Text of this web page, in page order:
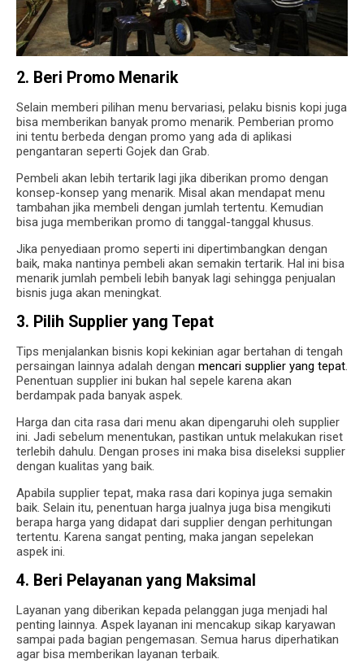
2. Beri Promo Menarik
Selain memberi pilihan menu bervariasi, pelaku bisnis kopi juga
bisa memberikan banyak promo menarik. Pemberian promo
ini tentu berbeda dengan promo yang ada di aplikasi
pengantaran seperti Gojek dan Grab.
Pembeli akan lebih tertarik lagi jika diberikan promo dengan
konsep-konsep yang menarik. Misal akan mendapat menu
tambahan jika membeli dengan jumlah tertentu. Kemudian
bisa juga memberikan promo di tanggal-tanggal khusus.
Jika penyediaan promo seperti ini dipertimbangkan dengan
baik, maka nantinya pembeli akan semakin tertarik. Hal ini bisa
menarik jumlah pembeli lebih banyak lagi sehingga penjualan
bisnis juga akan meningkat.
3. Pilih Supplier yang Tepat
Tips menjalankan bisnis kopi kekinian agar bertahan di tengah
persaingan lainnya adalah dengan mencari supplier yang tepat.
Penentuan supplier ini bukan hal sepele karena akan
berdampak pada banyak aspek.
Harga dan cita rasa dari menu akan dipengaruhi oleh supplier
ini. Jadi sebelum menentukan, pastikan untuk melakukan riset
terlebih dahulu. Dengan proses ini maka bisa diseleksi supplier
dengan kualitas yang baik.
Apabila supplier tepat, maka rasa dari kopinya juga semakin
baik. Selain itu, penentuan harga jualnya juga bisa mengikuti
berapa harga yang didapat dari supplier dengan perhitungan
tertentu. Karena sangat penting, maka jangan sepelekan
aspek ini.
4. Beri Pelayanan yang Maksimal
Layanan yang diberikan kepada pelanggan juga menjadi hal
penting lainnya. Aspek layanan ini mencakup sikap karyawan
sampai pada bagian pengemasan. Semua harus diperhatikan
agar bisa memberikan layanan terbaik.